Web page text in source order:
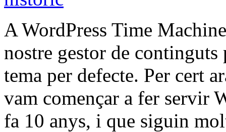
A WordPress Time
nostre gestor de
tema per defecte. Per cert
vam començar a fer servir
fa 10 anys, i que siguin